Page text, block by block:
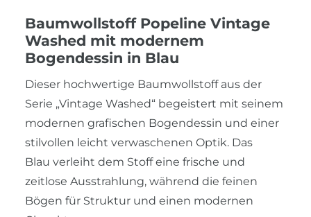
Baumwollstoff Popeline Vintage
Washed mit modernem
Bogendessin in Blau
Dieser hochwertige Baumwollstoff aus der
Serie „Vintage Washed“ begeistert mit seinem
modernen grafischen Bogendessin und einer
stilvollen leicht verwaschenen Optik. Das
Blau verleiht dem Stoff eine frische und
zeitlose Ausstrahlung, während die feinen
Bögen für Struktur und einen modernen